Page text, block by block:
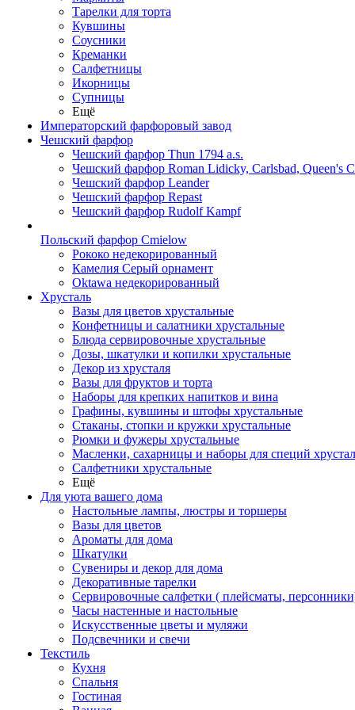
Тарелки для торта
Кувшины
Соусники
Креманки
Салфетницы
Икорницы
Супницы
Ещё
Императорский фарфоровый завод
Чешский фарфор
Чешский фарфор Thun 1794 a.s.
Чешский фарфор Roman Lidicky, Carlsbad, Queen's
Чешский фарфор Leander
Чешский фарфор Repast
Чешский фарфор Rudolf Kampf
Польский фарфор Сmielow
Рококо недекорированный
Камелия Серый орнамент
Oktawa недекорированный
Хрусталь
Вазы для цветов хрустальные
Конфетницы и салатники хрустальные
Блюда сервировочные хрустальные
Дозы, шкатулки и копилки хрустальные
Декор из хрусталя
Вазы для фруктов и торта
Наборы для крепких напитков и вина
Графины, кувшины и штофы хрустальные
Стаканы, стопки и кружки хрустальные
Рюмки и фужеры хрустальные
Масленки, сахарницы и наборы для специй
Салфетники хрустальные
Ещё
Для уюта вашего дома
Настольные лампы, люстры и торшеры
Вазы для цветов
Ароматы для дома
Шкатулки
Сувениры и декор для дома
Декоративные тарелки
Сервировочные салфетки ( плейсматы,
Часы настенные и настольные
Искусственные цветы и муляжи
Подсвечники и свечи
Текстиль
Кухня
Спальня
Гостиная